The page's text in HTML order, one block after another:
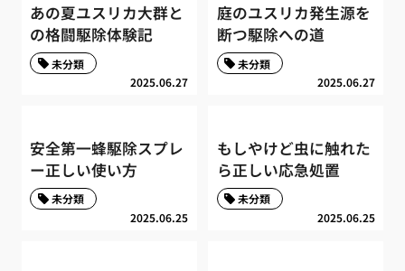
あの夏ユスリカ大群と
の格闘駆除体験記
2025.06.27
未分類
庭のユスリカ発生源を
断つ駆除への道
2025.06.27
未分類
安全第一蜂駆除スプレ
ー正しい使い方
2025.06.25
未分類
もしやけど虫に触れた
ら正しい応急処置
2025.06.25
未分類